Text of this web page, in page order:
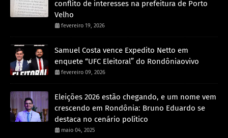
conflito de interesses na prefeitura de Porto
Velho
fevereiro 19, 2026
Samuel Costa vence Expedito Netto em
enquete “UFC Eleitoral” do Rondôniaovivo
fevereiro 09, 2026
Eleições 2026 estão chegando, e um nome vem
crescendo em Rondônia: Bruno Eduardo se
destaca no cenário político
maio 04, 2025